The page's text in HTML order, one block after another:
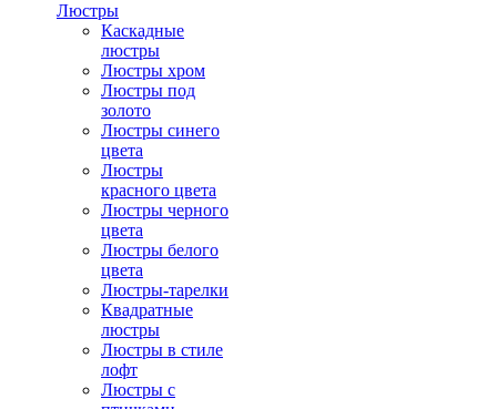
Люстры
Каскадные
люстры
Люстры хром
Люстры под
золото
Люстры синего
цвета
Люстры
красного цвета
Люстры черного
цвета
Люстры белого
цвета
Люстры-тарелки
Квадратные
люстры
Люстры в стиле
лофт
Люстры с